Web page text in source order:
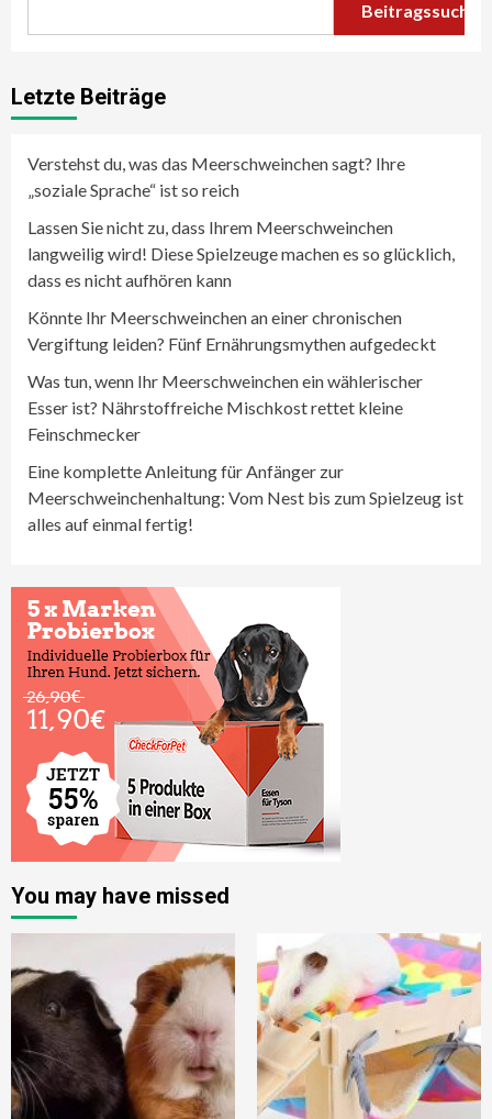
Beitragssuche
Letzte Beiträge
Verstehst du, was das Meerschweinchen sagt? Ihre
„soziale Sprache“ ist so reich
Lassen Sie nicht zu, dass Ihrem Meerschweinchen
langweilig wird! Diese Spielzeuge machen es so glücklich,
dass es nicht aufhören kann
Könnte Ihr Meerschweinchen an einer chronischen
Vergiftung leiden? Fünf Ernährungsmythen aufgedeckt
Was tun, wenn Ihr Meerschweinchen ein wählerischer
Esser ist? Nährstoffreiche Mischkost rettet kleine
Feinschmecker
Eine komplette Anleitung für Anfänger zur
Meerschweinchenhaltung: Vom Nest bis zum Spielzeug ist
alles auf einmal fertig!
You may have missed